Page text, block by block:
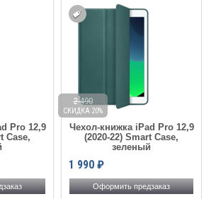
Pro 12,9
Case,
Чехол-книжка iPad Pro 12,9
(2020-22) Smart Case,
зеленый
1 990 ₽
2 490
СКИДКА 20%
Оформить предзаказ